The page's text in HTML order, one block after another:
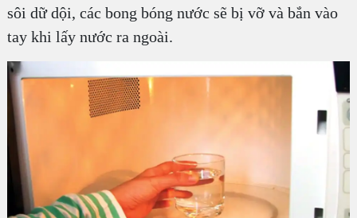
sôi dữ dội, các bong bóng nước sẽ bị vỡ và bắn vào
tay khi lấy nước ra ngoài.